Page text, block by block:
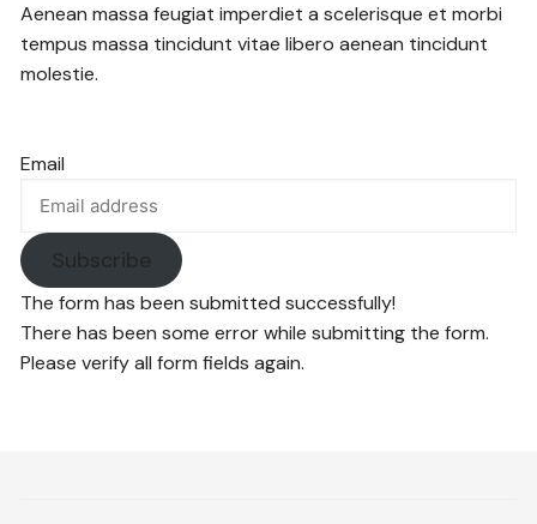
Aenean massa feugiat imperdiet a scelerisque et morbi
tempus massa tincidunt vitae libero aenean tincidunt
molestie.
Email
Subscribe
The form has been submitted successfully!
There has been some error while submitting the form.
Please verify all form fields again.